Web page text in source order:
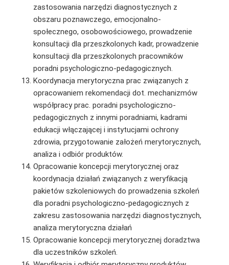
zastosowania narzędzi diagnostycznych z
obszaru poznawczego, emocjonalno-
społecznego, osobowościowego, prowadzenie
konsultacji dla przeszkolonych kadr, prowadzenie
konsultacji dla przeszkolonych pracowników
poradni psychologiczno-pedagogicznych.
Koordynacja merytoryczna prac związanych z
opracowaniem rekomendacji dot. mechanizmów
współpracy prac. poradni psychologiczno-
pedagogicznych z innymi poradniami, kadrami
edukacji włączającej i instytucjami ochrony
zdrowia, przygotowanie założeń merytorycznych,
analiza i odbiór produktów.
Opracowanie koncepcji merytorycznej oraz
koordynacja działań związanych z weryfikacją
pakietów szkoleniowych do prowadzenia szkoleń
dla poradni psychologiczno-pedagogicznych z
zakresu zastosowania narzędzi diagnostycznych,
analiza merytoryczna działań
Opracowanie koncepcji merytorycznej doradztwa
dla uczestników szkoleń.